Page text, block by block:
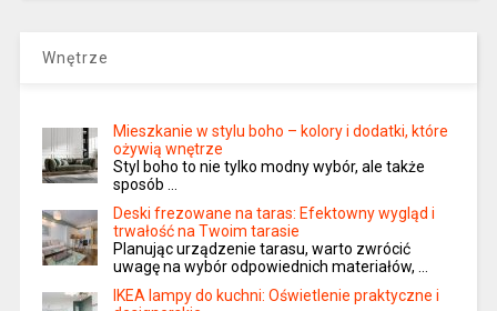
Wnętrze
Mieszkanie w stylu boho – kolory i dodatki, które
ożywią wnętrze
Styl boho to nie tylko modny wybór, ale także
sposób …
Deski frezowane na taras: Efektowny wygląd i
trwałość na Twoim tarasie
Planując urządzenie tarasu, warto zwrócić
uwagę na wybór odpowiednich materiałów, …
IKEA lampy do kuchni: Oświetlenie praktyczne i